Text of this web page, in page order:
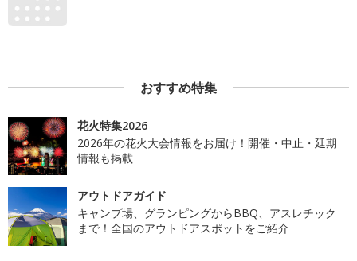
おすすめ特集
花火特集2026
2026年の花火大会情報をお届け！開催・中止・延期
情報も掲載
アウトドアガイド
キャンプ場、グランピングからBBQ、アスレチック
まで！全国のアウトドアスポットをご紹介